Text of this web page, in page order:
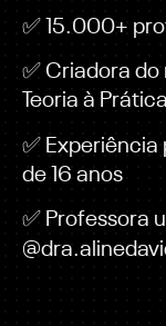
✅ 15.000+
✅ Criadora
Teoria à
✅
de 16 anos
✅ Professora